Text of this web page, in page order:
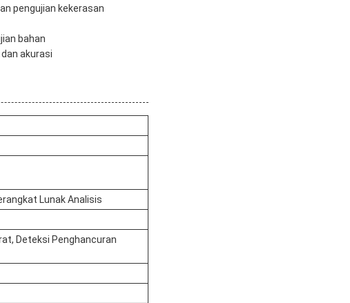
pengujian kekerasan
bahan
akurasi
Lunak Analisis
Deteksi Penghancuran